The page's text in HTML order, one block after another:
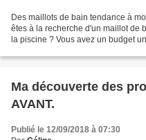
Des maillots de bain tendance à
êtes à la recherche d'un maillot de
la piscine ? Vous avez un budget
Ma découverte des
AVANT.
Publié le 12/09/2018 à 07:30